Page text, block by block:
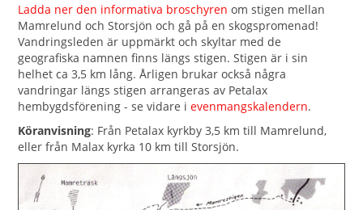
Ladda ner den informativa broschyren om stigen mellan
Mamrelund och Storsjön och gå på en skogspromenad!
Vandringsleden är uppmärkt och skyltar med de
geografiska namnen finns längs stigen. Stigen är i sin
helhet ca 3,5 km lång. Årligen brukar också några
vandringar längs stigen arrangeras av Petalax
hembygdsförening - se vidare ievenmangskalendern.
Köranvisning: Från Petalax kyrkby 3,5 km till Mamrelund,
eller från Malax kyrka 10 km till Storsjön.